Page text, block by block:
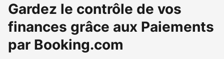
Gardez le contrôle de vos
finances grâce aux Paiements
par Booking.com